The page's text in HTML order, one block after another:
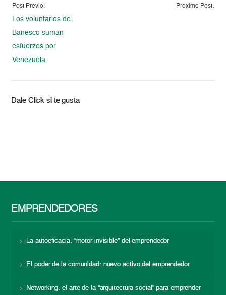
Post Previo:
Los voluntarios de
Banesco suman
esfuerzos por
Venezuela
Proximo Post:
Dale Click si te gusta
EMPRENDEDORES
La autoeficacia: “motor invisible” del emprendedor
El poder de la comunidad: nuevo activo del emprendedor
Networking: el arte de la “arquitectura social” para emprender